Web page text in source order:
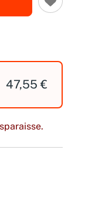
47,55 €